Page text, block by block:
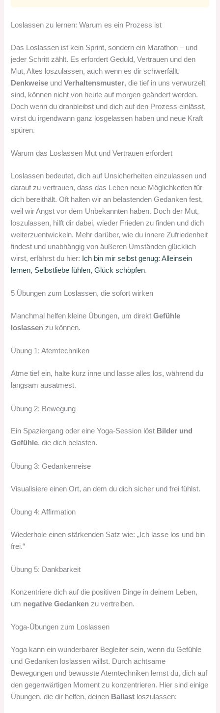
Loslassen zu lernen: Warum es ein Prozess ist
Das Loslassen ist kein Sprint, sondern ein Marathon – und
jeder Schritt zählt. Es erfordert Geduld, Vertrauen und den
Mut, Altes loszulassen, auch wenn es dir schwerfällt.
Denkweise undVerhaltensmuster, die tief in uns verwurzelt
sind, können nicht von heute auf morgen geändert werden.
Doch wenn du dranbleibst und dich auf den Prozess einlässt,
wirst du irgendwann ganz losgelassen haben und neue Kraft
spüren.
Warum das Loslassen Mut und Vertrauen erfordert
Loslassen bedeutet, dich auf Unsicherheiten einzulassen und
darauf zu vertrauen, dass das Leben neue Möglichkeiten für
dich bereithält. Oft halten wir an belastenden Gedanken fest,
weil wir Angst vor dem Unbekannten haben. Doch der Mut,
loszulassen, hilft dir dabei, wieder Frieden zu finden und dich
weiterzuentwickeln. Mehr darüber, wie du innere Zufriedenheit
findest und unabhängig von äußeren Umständen glücklich
wirst, erfährst du hier: Ich bin mir selbst genug: Alleinsein
lernen, Selbstliebe fühlen, Glück schöpfen.
5 Übungen zum Loslassen, die sofort wirken
Manchmal helfen kleine Übungen, um direktGefühle
loslassen zu können.
Übung 1: Atemtechniken
Atme tief ein, halte kurz inne und lasse alles los, während du
langsam ausatmest.
Übung 2: Bewegung
Ein Spaziergang oder eine Yoga-Session löst Bilder und
Gefühle, die dich belasten.
Übung 3: Gedankenreise
Visualisiere einen Ort, an dem du dich sicher und frei fühlst.
Übung 4: Affirmation
Wiederhole einen stärkenden Satz wie: „Ich lasse los und bin
frei.“
Übung 5: Dankbarkeit
Konzentriere dich auf die positiven Dinge in deinem Leben,
um negative Gedanken zu vertreiben.
Yoga-Übungen zum Loslassen
Yoga kann ein wunderbarer Begleiter sein, wenn du Gefühle
und Gedanken loslassen willst. Durch achtsame
Bewegungen und bewusste Atemtechniken lernst du, dich auf
den gegenwärtigen Moment zu konzentrieren. Hier sind einige
Übungen, die dir helfen, deinen Ballast loszulassen: